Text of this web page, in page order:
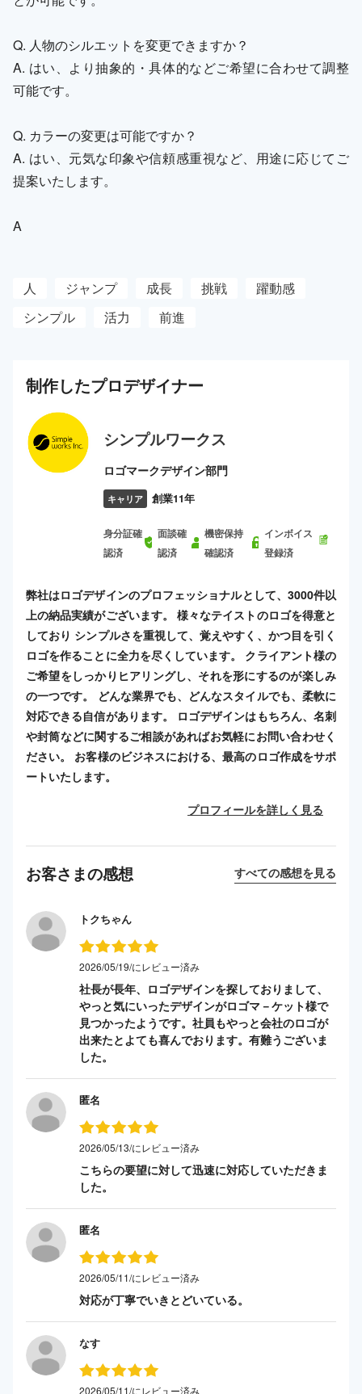
Q. 人物のシルエットを変更できますか？
A. はい、より抽象的・具体的などご希望に合わせて調整
可能です。
Q. カラーの変更は可能ですか？
A. はい、元気な印象や信頼感重視など、用途に応じてご
提案いたします。
A
人 ジャンプ 成長 挑戦
躍動感
シンプル
活力 前進
制作したプロデザイナー
シンプルワークス
ロゴマークデザイン部門
キャリア 創業11年
身分証確
認済
面談確
認済
機密保持
確認済
インボイス
登録済
弊社はロゴデザインのプロフェッショナルとして、3000件以
上の納品実績がございます。 様々なテイストのロゴを得意と
しており シンプルさを重視して、覚えやすく、かつ目を引く
ロゴを作ることに全力を尽くしています。 クライアント様の
ご希望をしっかりヒアリングし、それを形にするのが楽しみ
の一つです。 どんな業界でも、どんなスタイルでも、柔軟に
対応できる自信があります。 ロゴデザインはもちろん、名刺
や封筒などに関するご相談があればお気軽にお問い合わせく
ださい。 お客様のビジネスにおける、最高のロゴ作成をサポ
ートいたします。
プロフィールを詳しく見る
お客さまの感想 すべての感想を見る
トクちゃん
2026/05/19/にレビュー済み
社長が長年、ロゴデザインを探しておりまして、
やっと気にいったデザインがロゴマ－ケット様で
見つかったようです。社員もやっと会社のロゴが
出来たとよても喜んでおります。有難うございま
した。
匿名
2026/05/13/にレビュー済み
こちらの要望に対して迅速に対応していただきま
した。
匿名
2026/05/11/にレビュー済み
対応が丁寧でいきとどいている。
なす
2026/05/11/にレビュー済み